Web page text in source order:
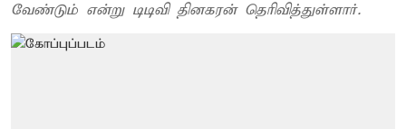
வேண்டும் என்று டிடிவி தினகரன் தெரிவித்துள்ளார்.